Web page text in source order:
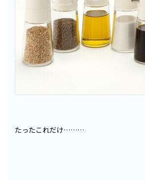
たったこれだけ………